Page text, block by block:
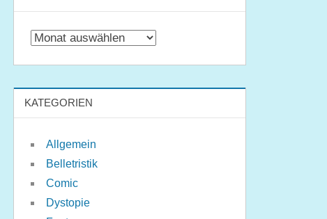
Archiv
KATEGORIEN
Allgemein
Belletristik
Comic
Dystopie